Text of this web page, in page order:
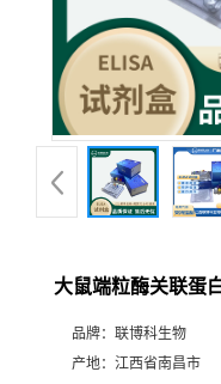
大鼠端粒酶关联蛋
品牌： 联博科生物
产地： 江西省南昌市